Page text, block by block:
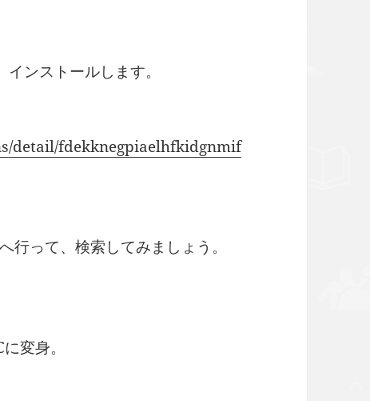
ンストールします。
detail/fdekknegpiaelhfkidgnmif
行って、検索してみましょう。
変身。